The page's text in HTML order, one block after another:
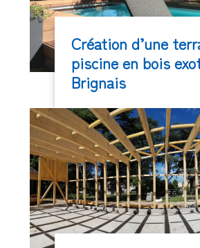
Création d’une
piscine en bois
Brignais